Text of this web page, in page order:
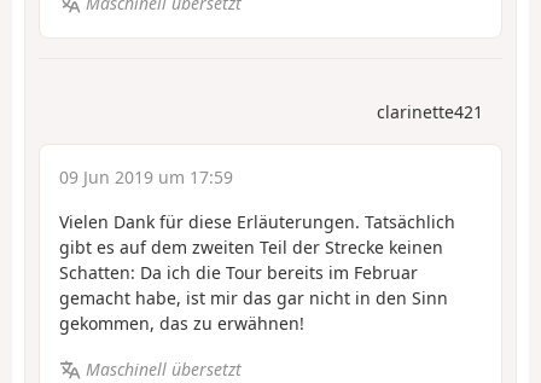
clarinette421
09 Jun 2019 um 17:59
Vielen Dank für diese Erläuterungen. Tatsächlich
gibt es auf dem zweiten Teil der Strecke keinen
Schatten: Da ich die Tour bereits im Februar
gemacht habe, ist mir das gar nicht in den Sinn
gekommen, das zu erwähnen!
Maschinell übersetzt